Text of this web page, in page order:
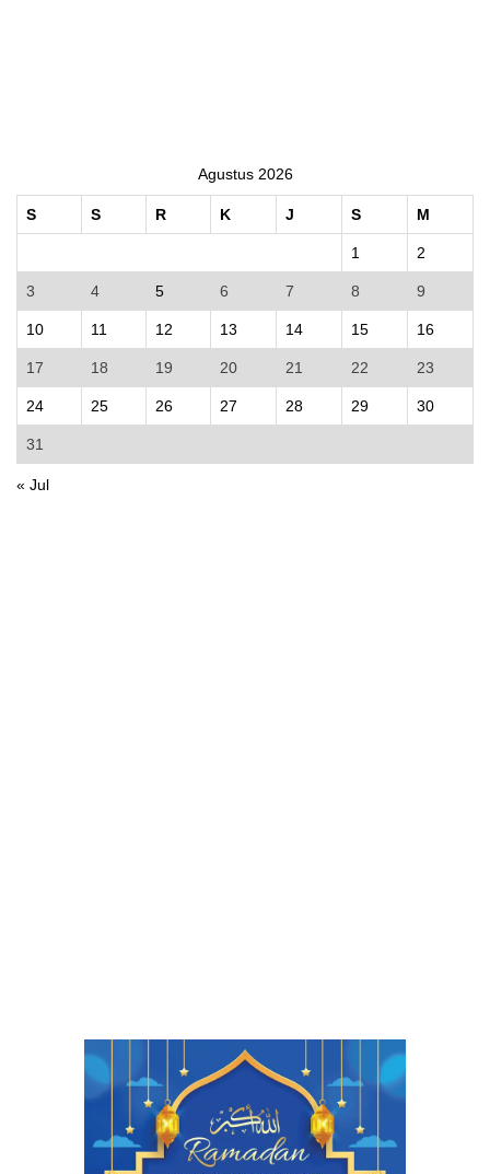
Agustus 2026
S S R K J S M
1 2
3 4 5 6 7 8 9
10 11 12 13 14 15 16
17 18 19 20 21 22 23
24 25 26 27 28 29 30
31
« Jul